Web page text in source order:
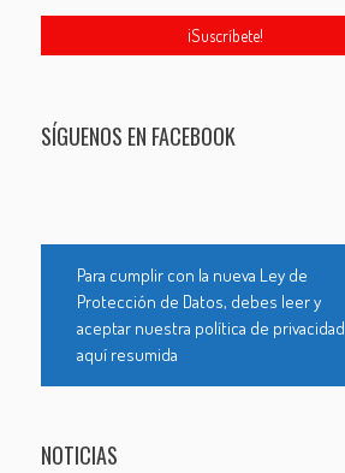
SÍGUENOS EN FACEBOOK
Para cumplir con la nueva Ley de
Protección de Datos, debes leer y
aceptar nuestra política de privacidad
aquí resumida
NOTICIAS